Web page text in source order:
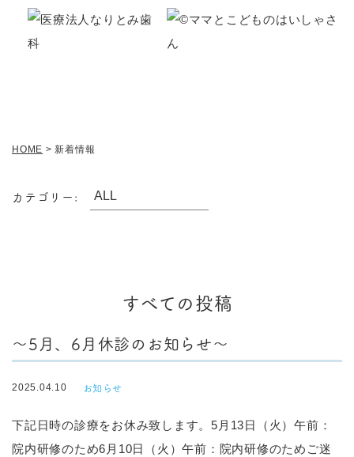
HOME >新着情報
カテゴリー:
すべての投稿
～5月、6月休診のお知らせ～
2025.04.10 お知らせ
下記日時の診療をお休み致します。5月13日（火）午前：
院内研修のため6月10日（火）午前：院内研修のためご迷